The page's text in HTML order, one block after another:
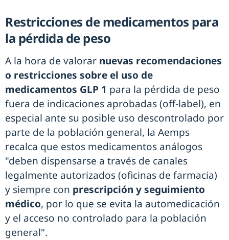
Restricciones de medicamentos para
la pérdida de peso
A la hora de valorar nuevas recomendaciones
o restricciones sobre el uso de
medicamentos GLP 1 para la pérdida de peso
fuera de indicaciones aprobadas (off-label), en
especial ante su posible uso descontrolado por
parte de la población general, la Aemps
recalca que estos medicamentos análogos
"deben dispensarse a través de canales
legalmente autorizados (oficinas de farmacia)
y siempre con prescripción y seguimiento
médico, por lo que se evita la automedicación
y el acceso no controlado para la población
general".